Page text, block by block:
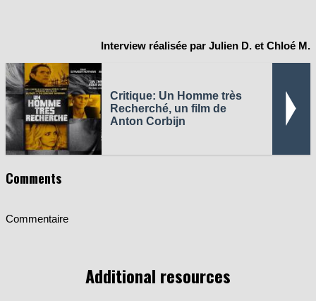
Interview réalisée par Julien D. et Chloé M.
Critique: Un Homme très
Recherché, un film de
Anton Corbijn
Comments
Commentaire
Additional resources